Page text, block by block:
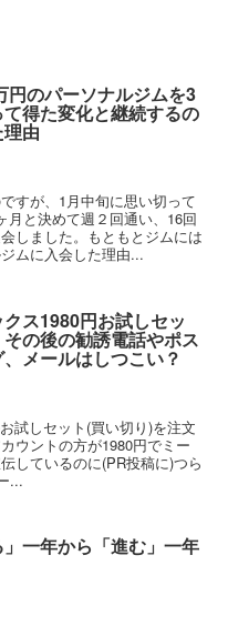
円のパーソナルジムを3
得た変化と継続するの
由
すが、1月中旬に思い切って
月と決めて週２回通い、16回
しました。もともとジムには
ムに入会した理由...
ス1980円お試しセッ
その後の勧誘電話やポス
メールはしつこい？
試しセット(買い切り)を注文
ウントの方が1980円でミー
しているのに(PR投稿に)つら
...
」一年から「進む」一年